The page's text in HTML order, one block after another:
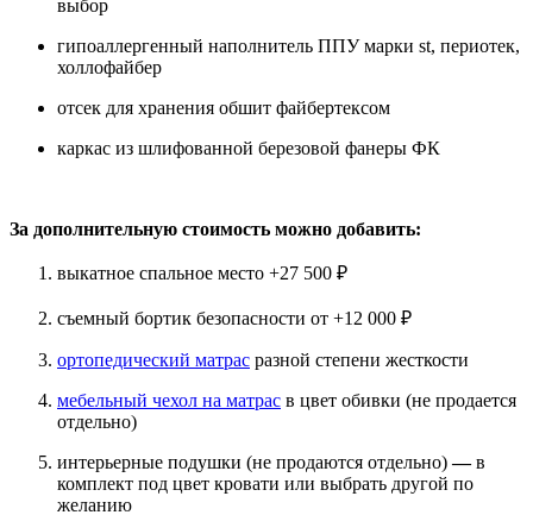
выбор
гипоаллергенный наполнитель ППУ марки st, периотек,
холлофайбер
отсек для хранения обшит файбертексом
каркас из шлифованной березовой фанеры ФК
За дополнительную стоимость можно добавить:
выкатное спальное место +27 500 ₽
съемный бортик безопасности от +12 000 ₽
ортопедический матрас разной степени жесткости
мебельный чехол на матрас в цвет обивки (не продается
отдельно)
интерьерные подушки (не продаются отдельно)—в
комплект под цвет кровати или выбрать другой по
желанию